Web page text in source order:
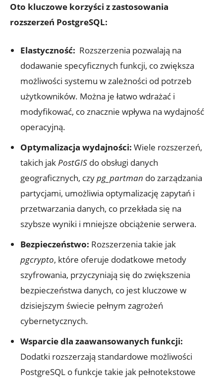
Oto kluczowe korzyści⁢ z zastosowania
rozszerzeń PostgreSQL:
Elastyczność: ‍ Rozszerzenia pozwalają na
⁢dodawanie specyficznych funkcji, co zwiększa
możliwości systemu w zależności od potrzeb
użytkowników. Można je łatwo wdrażać i⁢
modyfikować,‌ co znacznie wpływa na ​wydajność
operacyjną.
Optymalizacja ‌wydajności: Wiele rozszerzeń,
‌takich jakPostGIS ⁣do ​obsługi danych ​
geograficznych, czypg_partman do zarządzania​
partycjami, umożliwia optymalizację ​zapytań i‌
przetwarzania danych,‌ co przekłada⁤ się na
szybsze wyniki i mniejsze ​obciążenie serwera.
Bezpieczeństwo: Rozszerzenia takie jak
pgcrypto, ‌które oferuje⁣ dodatkowe metody
⁣szyfrowania, przyczyniają się do zwiększenia
‌bezpieczeństwa ‍danych, ⁣co jest kluczowe w
dzisiejszym ​świecie pełnym zagrożeń
cybernetycznych.
Wsparcie⁢ dla zaawansowanych funkcji:
Dodatki rozszerzają standardowe możliwości
PostgreSQL o funkcje takie‌ jak pełnotekstowe​